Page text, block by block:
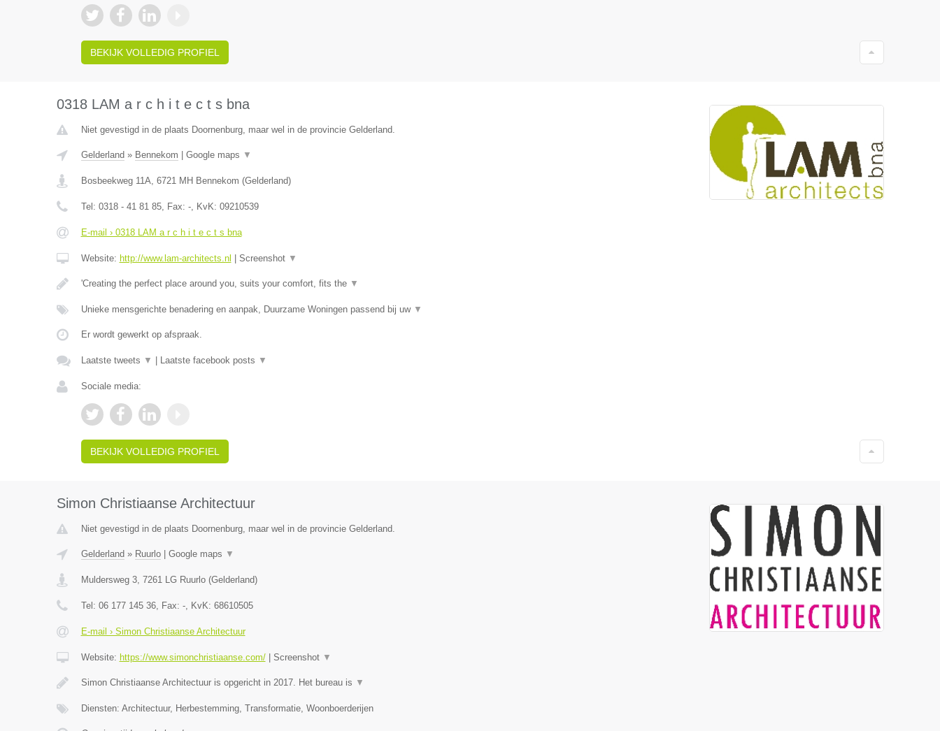
BEKIJK VOLLEDIG PROFIEL
0318 LAM a r c h i t e c t s bna
Niet gevestigd in de plaats Doornenburg, maar wel in de provincie Gelderland.
Gelderland » Bennekom Google maps ▼
Bosbeekweg 11A, 6721 MH Bennekom (Gelderland)
Tel: 0318 - 41 81 85, Fax: -, KvK: 09210539
E-mail › 0318 LAM a r c h i t e c t s bna
Website: http://www.lam-architects.nl Screenshot ▼
'Creating the perfect place around you, suits your comfort, fits the ▼
Unieke mensgerichte benadering en aanpak, Duurzame Woningen passend bij uw ▼
Er wordt gewerkt op afspraak.
Laatste tweets ▼ Laatste facebook posts ▼
Sociale media:
BEKIJK VOLLEDIG PROFIEL
Simon Christiaanse Architectuur
Niet gevestigd in de plaats Doornenburg, maar wel in de provincie Gelderland.
Gelderland » Ruurlo| Google maps ▼
Muldersweg 3, 7261 LG Ruurlo(Gelderland)
Tel: 06 177 145 36, Fax: -, KvK: 68610505
E-mail › Simon Christiaanse Architectuur
Website: https://www.simonchristiaanse.com/| Screenshot ▼
Simon Christiaanse Architectuur is opgericht in 2017. Het bureau is ▼
Diensten: Architectuur, Herbestemming, Transformatie, Woonboerderijen